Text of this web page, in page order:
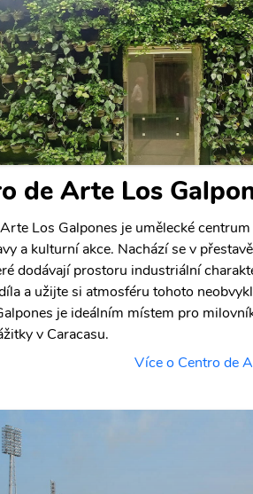
de Arte Los
Los Galpones je umělecké
a kulturní akce. Nachází se v
dodávají prostoru industriální
a užijte si atmosféru tohoto
je ideálním místem pro
v Caracasu.
Více o Centro de